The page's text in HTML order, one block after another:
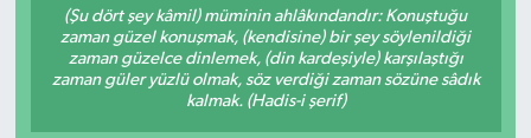
(Şu dört şey kâmil) müminin ahlâkındandır: Konuştuğu
zaman güzel konuşmak, (kendisine) bir şey söylenildiği
zaman güzelce dinlemek, (din kardeşiyle) karşılaştığı
zaman güler yüzlü olmak, söz verdiği zaman sözüne sâdık
kalmak. (Hadis-i şerif)